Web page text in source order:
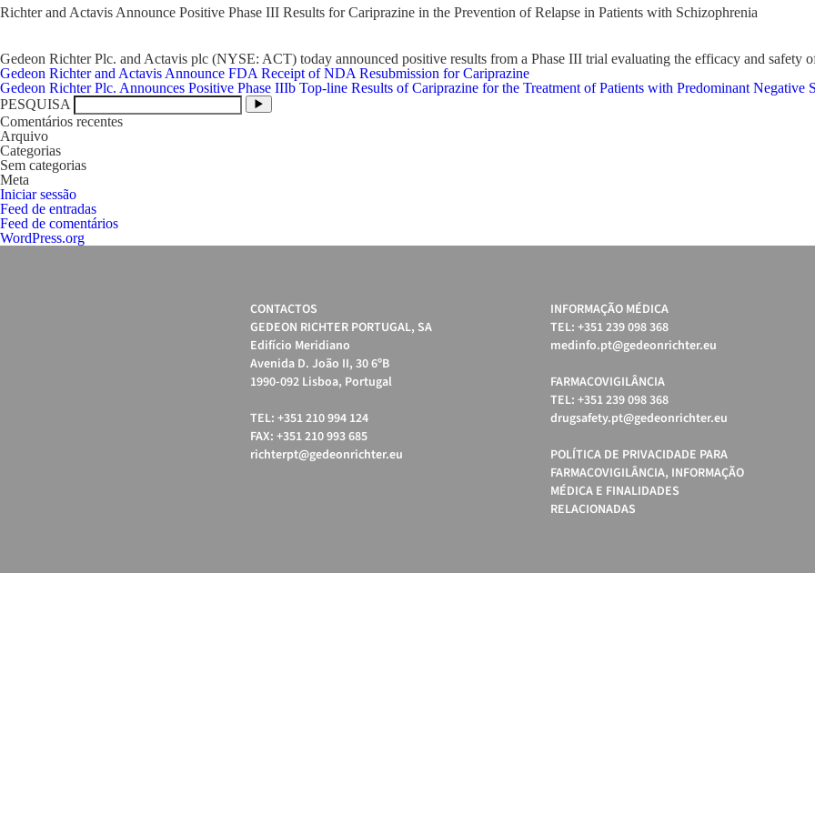
Richter and Actavis Announce Positive Phase III Results for Cariprazine in the Prevention of Relapse in Patients with Schizophrenia
Gedeon Richter Plc. and Actavis plc (NYSE: ACT) today announced positive results from a Phase III trial evaluating the efficacy and safety
Navegação
de
artigos
Gedeon Richter and Actavis Announce FDA Receipt of NDA Resubmission for Cariprazine
Gedeon Richter Plc. Announces Positive Phase IIIb Top-line Results of Cariprazine for the Treatment of Patients with Predominant Negative
PESQUISA
Comentários recentes
Arquivo
Categorias
Sem categorias
Meta
Iniciar sessão
Feed de entradas
Feed de comentários
WordPress.org
CONTACTOS
GEDEON RICHTER PORTUGAL, SA
Edifício Meridiano
Avenida D. João II, 30 6ºB
1990-092 Lisboa, Portugal
TEL: +351 210 994 124
FAX: +351 210 993 685
richterpt@gedeonrichter.eu
INFORMAÇÃO MÉDICA
TEL: +351 239 098 368
medinfo.pt@gedeonrichter.eu
FARMACOVIGILÂNCIA
TEL: +351 239 098 368
drugsafety.pt@gedeonrichter.eu
POLÍTICA DE PRIVACIDADE PARA
FARMACOVIGILÂNCIA, INFORMAÇÃO
MÉDICA E FINALIDADES
RELACIONADAS